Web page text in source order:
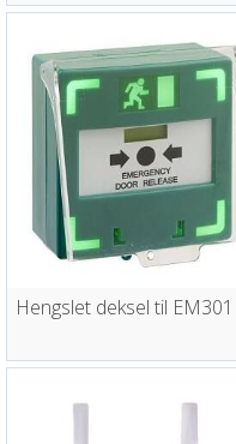
Hengslet deksel til